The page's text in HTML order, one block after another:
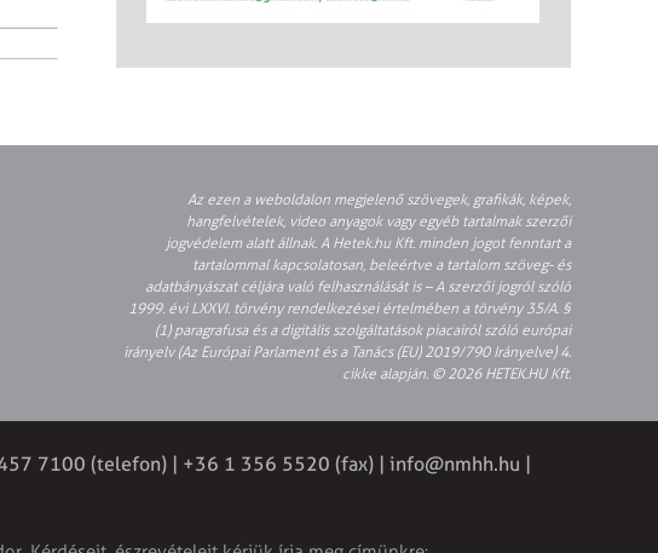
Az ezen a weboldalon megjelenő szövegek, grafikák, képek,
hangfelvételek, video anyagok vagy egyéb tartalmak szerzői
jogvédelem alatt állnak. A Hetek.hu Kft. minden jogot fenntart a
tartalommal kapcsolatosan, beleértve a tartalom szöveg- és
adatbányászat céljára való felhasználását is – A szerzői jogról szóló
1999. évi LXXVI. törvény rendelkezései értelmében a törvény 35/A. §
(1) paragrafusa és a digitális szolgáltatások piacairól szóló európai
irányelv (Az Európai Parlament és a Tanács (EU) 2019/790 Irányelve) 4.
cikke alapján. © 2026 HETEK.HU Kft.
7100 (telefon) | +36 1 356 5520 (fax) | info@nmhh.hu